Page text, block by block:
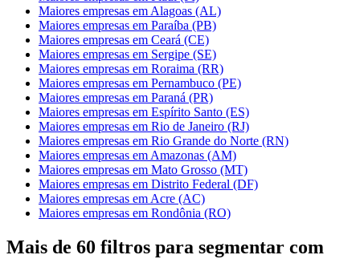
Maiores empresas em Alagoas (AL)
Maiores empresas em Paraíba (PB)
Maiores empresas em Ceará (CE)
Maiores empresas em Sergipe (SE)
Maiores empresas em Roraima (RR)
Maiores empresas em Pernambuco (PE)
Maiores empresas em Paraná (PR)
Maiores empresas em Espírito Santo (ES)
Maiores empresas em Rio de Janeiro (RJ)
Maiores empresas em Rio Grande do Norte (RN)
Maiores empresas em Amazonas (AM)
Maiores empresas em Mato Grosso (MT)
Maiores empresas em Distrito Federal (DF)
Maiores empresas em Acre (AC)
Maiores empresas em Rondônia (RO)
Mais de 60 filtros para segmentar com